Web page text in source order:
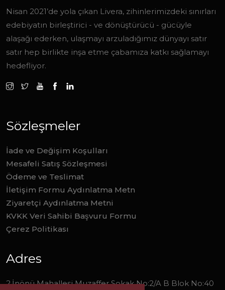
Nisan 2021’de yola çıkan Livera, zihinlerimizdeki sınırları
edebiyatın birleştirici - ve dönüştürücü - gücüyle
alaşağı ederken, ulaşmayı arzuladığımız dünyayı satır
satır hep birlikte inşa etme çabamıza katkı sağlamayı
hedefliyor.
Sözleşmeler
İade ve Değişim Koşulları
Mesafeli Satış Sözleşmesi
Ödeme ve Teslimat
İletişim Formu Aydınlatma Metn
Ziyaretçi Aydınlatma Metni
KVKK Veri Sahibi Başvuru Formu
Çerez Politikası
Adres
2.İnönü Mahallesi Muzaffer Sokak No:2/A B Blok No:40